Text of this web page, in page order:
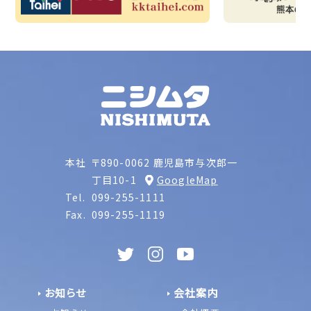
本社 〒890-0062 鹿児島市与次郎一
丁目10-1
GoogleMap
Tel. 099-255-1111
Fax. 099-255-1119
お知らせ 会社案内